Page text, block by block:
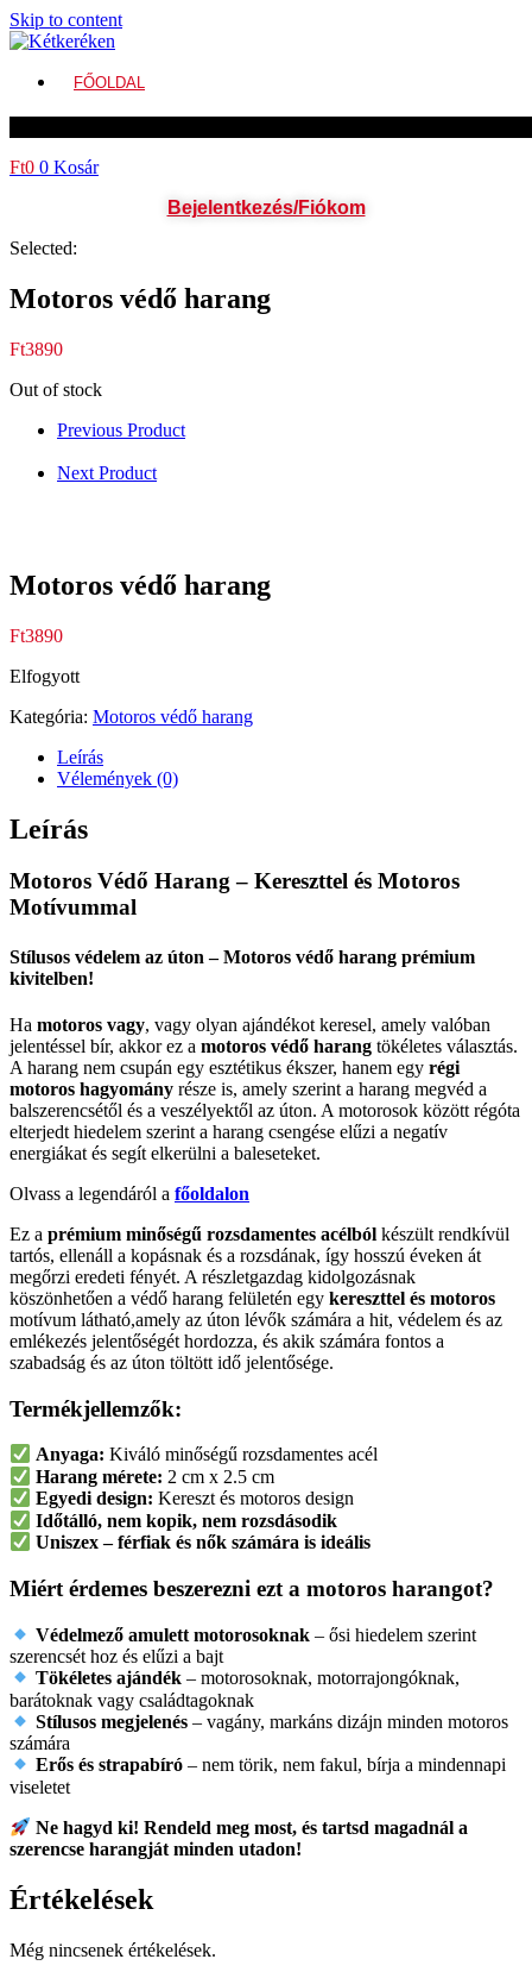
Skip to content
FŐOLDAL
Ft0 0 Kosár
Bejelentkezés/Fiókom
Selected:
Motoros védő harang
Ft3890
Out of stock
Previous Product
Next Product
Motoros védő harang
Ft3890
Elfogyott
Kategória: Motoros védő harang
Leírás
Vélemények (0)
Leírás
Motoros Védő Harang – Kereszttel és Motoros
Motívummal
Stílusos védelem az úton – Motoros védő harang prémium
kivitelben!
Ha motoros vagy, vagy olyan ajándékot keresel, amely valóban
jelentéssel bír, akkor ez a motoros védő harang tökéletes választás.
A harang nem csupán egy esztétikus ékszer, hanem egy régi
motoros hagyomány része is, amely szerint a harang megvéd a
balszerencsétől és a veszélyektől az úton. A motorosok között régóta
elterjedt hiedelem szerint a harang csengése elűzi a negatív
energiákat és segít elkerülni a baleseteket.
Olvass a legendáról a főoldalon
Ez a prémium minőségű rozsdamentes acélból készült rendkívül
tartós, ellenáll a kopásnak és a rozsdának, így hosszú éveken át
megőrzi eredeti fényét. A részletgazdag kidolgozásnak
köszönhetően a védő harang felületén egy kereszttel és motoros
motívum látható,amely az úton lévők számára a hit, védelem és az
emlékezés jelentőségét hordozza, és akik számára fontos a
szabadság és az úton töltött idő jelentősége.
Termékjellemzők:
Anyaga: Kiváló minőségű rozsdamentes acél
Harang mérete: 2 cm x 2.5 cm
Egyedi design: Kereszt és motoros design
Időtálló, nem kopik, nem rozsdásodik
Uniszex – férfiak és nők számára is ideális
Miért érdemes beszerezni ezt a motoros harangot?
Védelmező amulett motorosoknak – ősi hiedelem szerint
szerencsét hoz és elűzi a bajt
Tökéletes ajándék – motorosoknak, motorrajongóknak,
barátoknak vagy családtagoknak
Stílusos megjelenés – vagány, markáns dizájn minden motoros
számára
Erős és strapabíró – nem törik, nem fakul, bírja a mindennapi
viseletet
Ne hagyd ki! Rendeld meg most, és tartsd magadnál a
szerencse harangját minden utadon!
Értékelések
Még nincsenek értékelések.